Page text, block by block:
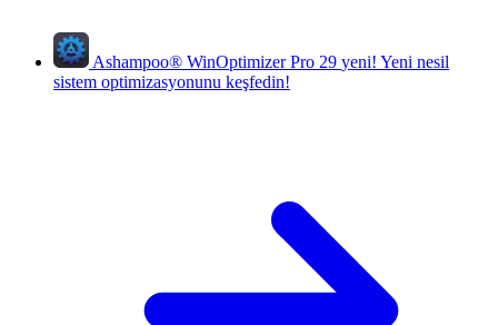
Ashampoo® WinOptimizer Pro 29 yeni! Yeni nesil
sistem optimizasyonunu keşfedin!